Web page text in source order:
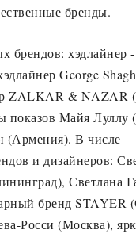
бренды.
брендов: хэдлайнер
George
ZALKAR & NAZAR
показов Майя Луллу
(Армения). В числе
и дизайнеров:
Светлана
бренд STAYER
Росси (Москва),